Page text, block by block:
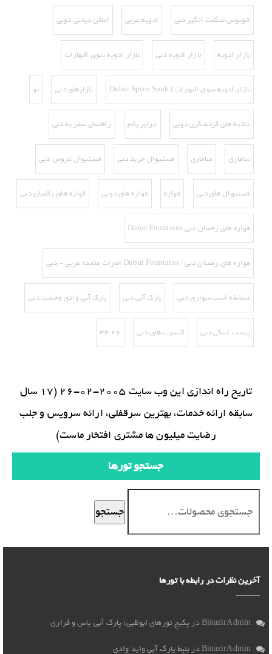
اتوبوس شگفت انگیز دبی ادویه عربی اماکن دیدنی دوبی
بازار ادویه بازار ادویه دبی بازار ادویه سوق البهارات
بازار ادویه سوق البهارات | Dubai Spice Souk بازارهای دبی تو
جاذبه های گردشگری دوبی جزایر پالم راهنمای سفر به دبی
سافاری صافاری فستیوال خرید دبی فستیوال عروس دبی
فستیوال های دبی فواره فواره های دوبی فواره های رقصان دبی
فواره های رقصان دبی Dubai Fountains
فواره های رقصان دبی | Dubai Fountains امارات متحده عربی - دبی
مسابقه اسب سواری دبی پارک آبی دبی پارک آبی وادی وحشت دبی
پیست اسکی دبی‌ کنسرت های دبی ۲۶ ۳۴
تاریخ راه اندازی این وب سایت 2005-02-26 (17 سال
سابقه ارائه خدمات، بهترین سرقفلی، ارائه سرویس و جلب
رضایت میلیون ها مشتری افتخار ماست)
جستجو تورها
جستجو
آخرین نظرات در رابطه با تورها
BinazirAdminدرپکیج تورهای ابوظبی: پارک آبی یاس و فراری
BinazirAdminدربلیط پارک آبی واید وادی